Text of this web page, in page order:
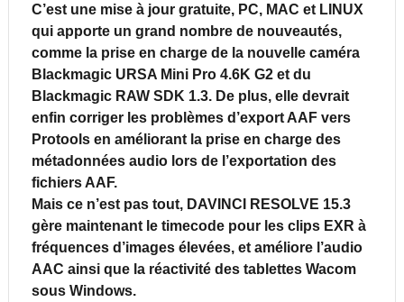
C’est une mise à jour gratuite, PC, MAC et LINUX
qui apporte un grand nombre de nouveautés,
comme la prise en charge de la nouvelle caméra
Blackmagic URSA Mini Pro 4.6K G2 et du
Blackmagic RAW SDK 1.3. De plus, elle devrait
enfin corriger les problèmes d’export AAF vers
Protools en améliorant la prise en charge des
métadonnées audio lors de l’exportation des
fichiers AAF.
Mais ce n’est pas tout, DAVINCI RESOLVE 15.3
gère maintenant le timecode pour les clips EXR à
fréquences d’images élevées, et améliore l’audio
AAC ainsi que la réactivité des tablettes Wacom
sous Windows.